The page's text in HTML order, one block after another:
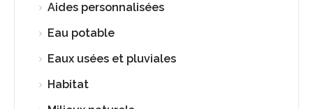
Aides personnalisées
Eau potable
Eaux usées et pluviales
Habitat